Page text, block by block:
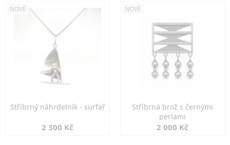
NOVÉ
Stříbrný náhrdelník - surfař
2 300 Kč
NOVÉ
Stříbrná brož s černými
perlami
2 000 Kč